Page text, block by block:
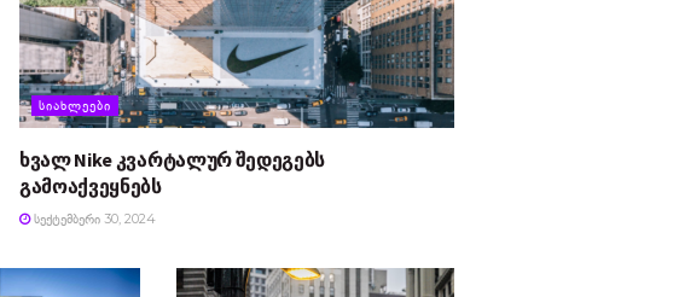
ᲡᲘᲐᲮᲚᲔᲔᲑᲘ
ხვალ Nike კვარტალურ შედეგებს
გამოაქვეყნებს
ᲡᲔᲥᲢᲔᲛᲑᲔᲠᲘ 30, 2024